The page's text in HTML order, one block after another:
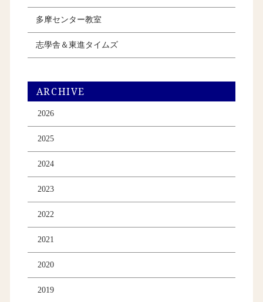
多摩センター教室
志學舎＆東進タイムズ
ARCHIVE
2026
2025
2024
2023
2022
2021
2020
2019